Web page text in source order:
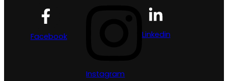
Facebook
Instagram
Linkedin